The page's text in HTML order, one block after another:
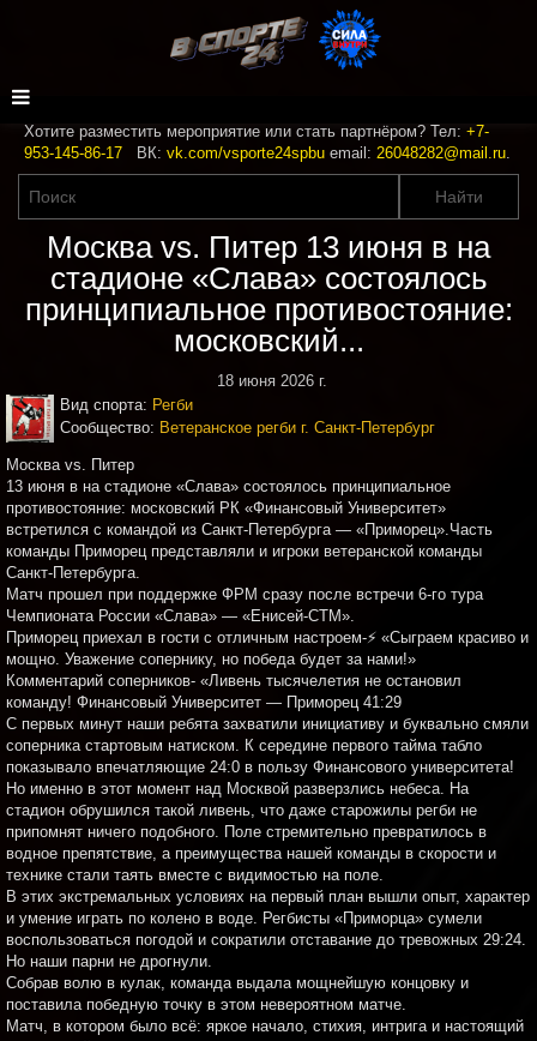
Хотите разместить мероприятие или стать партнёром? Тел: +7-
953-145-86-17 ВК: vk.com/vsporte24spbu email: 26048282@mail.ru.
Москва vs. Питер 13 июня в на
стадионе «Слава» состоялось
принципиальное противостояние:
московский...
18 июня 2026 г.
Вид спорта: Регби
Сообщество: Ветеранское регби г. Санкт-Петербург
Москва vs. Питер
13 июня в на стадионе «Слава» состоялось принципиальное
противостояние: московский РК «Финансовый Университет»
встретился с командой из Санкт-Петербурга — «Приморец».Часть
команды Приморец представляли и игроки ветеранской команды
Санкт-Петербурга.
Матч прошел при поддержке ФРМ сразу после встречи 6-го тура
Чемпионата России «Слава» — «Енисей-СТМ».
Приморец приехал в гости с отличным настроем-⚡️ «Сыграем красиво и
мощно. Уважение сопернику, но победа будет за нами!»
Комментарий соперников- «Ливень тысячелетия не остановил
команду! Финансовый Университет — Приморец 41:29
С первых минут наши ребята захватили инициативу и буквально смяли
соперника стартовым натиском. К середине первого тайма табло
показывало впечатляющие 24:0 в пользу Финансового университета!
Но именно в этот момент над Москвой разверзлись небеса. На
стадион обрушился такой ливень, что даже старожилы регби не
припомнят ничего подобного. Поле стремительно превратилось в
водное препятствие, а преимущества нашей команды в скорости и
технике стали таять вместе с видимостью на поле.
В этих экстремальных условиях на первый план вышли опыт, характер
и умение играть по колено в воде. Регбисты «Приморца» сумели
воспользоваться погодой и сократили отставание до тревожных 29:24.
Но наши парни не дрогнули.
Собрав волю в кулак, команда выдала мощнейшую концовку и
поставила победную точку в этом невероятном матче.
Матч, в котором было всё: яркое начало, стихия, интрига и настоящий